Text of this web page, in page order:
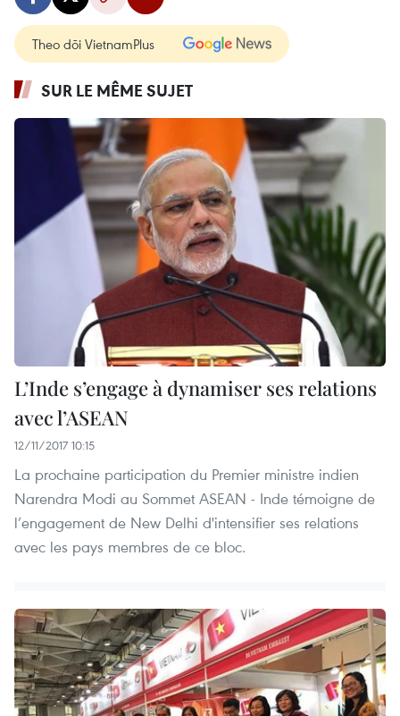
Theo dõi VietnamPlus
SUR LE MÊME SUJET
L’Inde s’engage à dynamiser ses relations
avec l’ASEAN
12/11/2017 10:15
La prochaine participation du Premier ministre indien
Narendra Modi au Sommet ASEAN - Inde témoigne de
l’engagement de New Delhi d'intensifier ses relations
avec les pays membres de ce bloc.